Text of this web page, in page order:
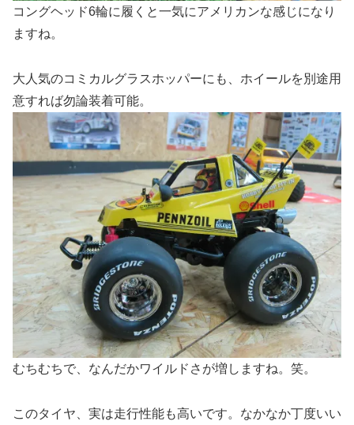
コングヘッド6輪に履くと一気にアメリカンな感じになり
ますね。
大人気のコミカルグラスホッパーにも、ホイールを別途用
意すれば勿論装着可能。
むちむちで、なんだかワイルドさが増しますね。笑。
このタイヤ、実は走行性能も高いです。なかなか丁度いい